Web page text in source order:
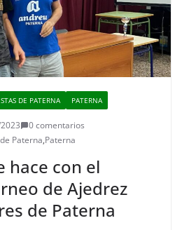
DE PATERNA PATERNA
0 comentarios
Paterna,Paterna
hace con el
de Ajedrez
de Paterna